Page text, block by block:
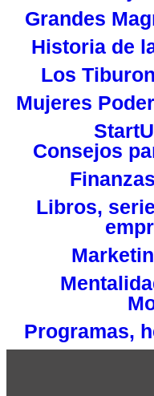
Grandes
Historia de
Los
Mujeres
Consejos
Libros,
Programas,